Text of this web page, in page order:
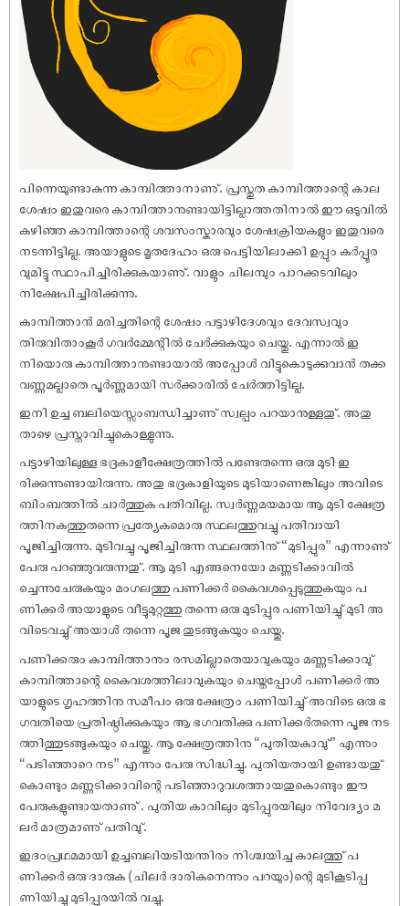
പിന്നെയുണ്ടാകുന്ന കാമ്പിത്താനാണു്. പ്രസ്തുത കാമ്പിത്താന്റെ കാല
ശേ‌ഷം ഇതുവരെ കാമ്പിത്താനുണ്ടായിട്ടില്ലാത്തതിനാൽ ഈ ഒടുവിൽ
കഴിഞ്ഞ കാമ്പിത്താന്റെ ശവസംസ്കാരവും ശേ‌ഷക്രിയകളും ഇതുവരെ
നടന്നിട്ടില്ല. അയാളുടെ മൃതദേഹം ഒരു പെട്ടിയിലാക്കി ഉപ്പും കർപ്പൂര
വുമിട്ടു സ്ഥാപിച്ചിരിക്കുകയാണു്. വാളും ചിലമ്പും പാറക്കടവിലും
നിക്ഷേപിച്ചിരിക്കുന്നു.
കാമ്പിത്താൻ മരിച്ചതിന്റെ ശേ‌ഷം പട്ടാഴിദേശവും ദേവസ്വവും
തിരുവിതാംകൂർ ഗവർമ്മേന്റിൽ ചേർക്കുകയും ചെയ്തു. എന്നാൽ ഇ
നിയൊരു കാമ്പിത്താനുണ്ടായാൽ അപ്പോൾ വിട്ടുകൊടുക്കുവാൻ തക്ക
വണ്ണമല്ലാതെ പൂർണ്ണമായി സർക്കാരിൽ ചേർത്തിട്ടില്ല.
ഇനി ഉച്ച ബലിയെസ്സംബന്ധിച്ചാണു് സ്വല്പം പറയാനുള്ളതു്. അതു
താഴെ പ്രസ്താവിച്ചുകൊള്ളുന്നു.
പട്ടാഴിയിലുള്ള ഭദ്രകാളീക്ഷേത്രത്തിൽ പണ്ടേതന്നെ ഒരു മുടി ഇ
രിക്കുന്നുണ്ടായിരുന്നു. അതു ഭദ്രകാളിയുടെ മുടിയാണെങ്കിലും അവിടെ
ബിംബത്തിൽ ചാർത്തുക പതിവില്ല. സ്വർണ്ണമയമായ ആ മുടി ക്ഷേത്ര
ത്തിനകത്തുതന്നെ പ്രത്യേകമൊരു സ്ഥലത്തുവച്ചു പതിവായി
പൂജിച്ചിരുന്നു. മുടിവച്ചു പൂജിച്ചിരുന്ന സ്ഥലത്തിനു് “മുടിപ്പുര” എന്നാണു്
പേരു പറഞ്ഞുവരുന്നതു്. ആ മുടി എങ്ങനെയോ മണ്ണടിക്കാവിൽ
ച്ചെന്നുചേരുകയും മംഗലത്തു പണിക്കർ കൈവശപ്പെടുത്തുകയും പ
ണിക്കർ അയാളുടെ വീട്ടുമുറ്റത്തു തന്നെ ഒരു മുടിപ്പുര പണിയിച്ചു് മുടി അ
വിടെവച്ചു് അയാൾ തന്നെ പൂജ തുടങ്ങുകയും ചെയ്തു.
പണിക്കരും കാമ്പിത്താനും രസമില്ലാതെയാവുകയും മണ്ണടിക്കാവു്
കാമ്പിത്താന്റെ കൈവശത്തിലാവുകയും ചെയ്തപ്പോൾ പണിക്കർ അ
യാളുടെ ഗൃഹത്തിനു സമീപം ഒരു ക്ഷേത്രം പണിയിച്ചു് അവിടെ ഒരു ഭ
ഗവതിയെ പ്രതി‌ഷ്ഠിക്കുകയും ആ ഭഗവതിക്കു പണിക്കർതന്നെ പൂജ നട
ത്തിത്തുടങ്ങുകയും ചെയ്തു. ആ ക്ഷേത്രത്തിനു “പുതിയകാവു്” എന്നും
“പടിഞ്ഞാറെ നട” എന്നും പേരു സിദ്ധിച്ചു. പുതിയതായി ഉണ്ടായതു്
കൊണ്ടും മണ്ണടിക്കാവിന്റെ പടിഞ്ഞാറുവശത്തായതുകൊണ്ടും ഈ
പേരുകളുണ്ടായതാണു് . പുതിയ കാവിലും മുടിപ്പുരയിലും നിവേദ്യം മ
ലർ മാത്രമാണു് പതിവു്.
ഇദംപ്രഥമമായി ഉച്ചബലിയടിയന്തിരം നിശ്ചയിച്ച കാലത്തു് പ
ണിക്കർ ഒരു ദാരുക (ചിലർ ദാരികനെന്നും പറയും)ന്റെ മുടികൂടിപ്പ
ണിയിച്ചു മുടിപ്പുരയിൽ വച്ചു.